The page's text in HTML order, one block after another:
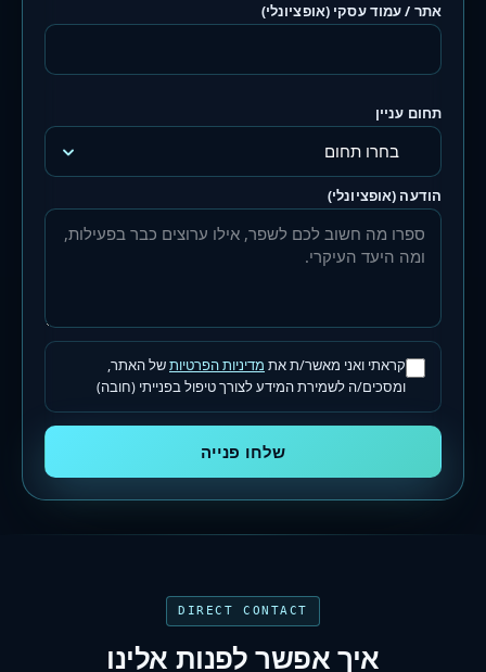
אתר / עמוד עסקי (אופציונלי)
תחום עניין
הודעה (אופציונלי)
קראתי ואני מאשר/ת את מדיניות הפרטיותשל האתר,
ומסכים/ה לשמירת המידע לצורך טיפול בפנייתי (חובה)
שלחו פנייה
DIRECT CONTACT
איך אפשר לפנות אלינו